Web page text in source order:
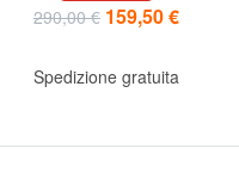
290,00 € 159,50 €
Spedizione gratuita